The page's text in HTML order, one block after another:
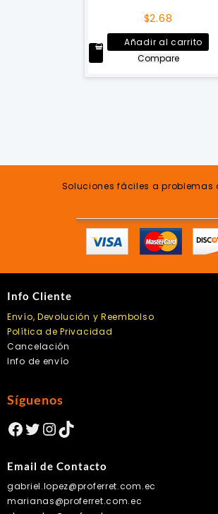
$2.68
Añadir al carrito
Compare
Soluciones fáciles a problemas
Info Cliente
Envío, Devolución y Reembolso
Política de Privacidad
Cancelación
Info de envío
Síguenos
Facebook
Twitter
Instagram
TikTok
Email de Contacto
gabriel.lopez@proferret.com.ec
marianas@proferret.com.ec